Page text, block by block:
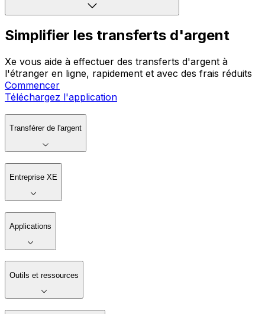
Simplifier les transferts d'argent
Xe vous aide à effectuer des transferts d'argent à
l'étranger en ligne, rapidement et avec des frais réduits
Commencer
Téléchargez l'application
Transférer de l'argent
Entreprise XE
Applications
Outils et ressources